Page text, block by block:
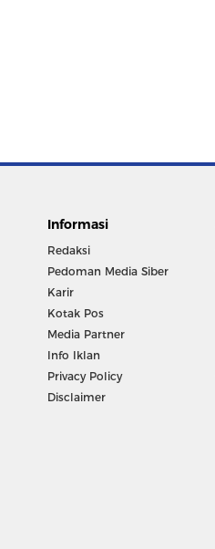
Informasi
Redaksi
Pedoman Media Siber
Karir
Kotak Pos
Media Partner
Info Iklan
Privacy Policy
Disclaimer